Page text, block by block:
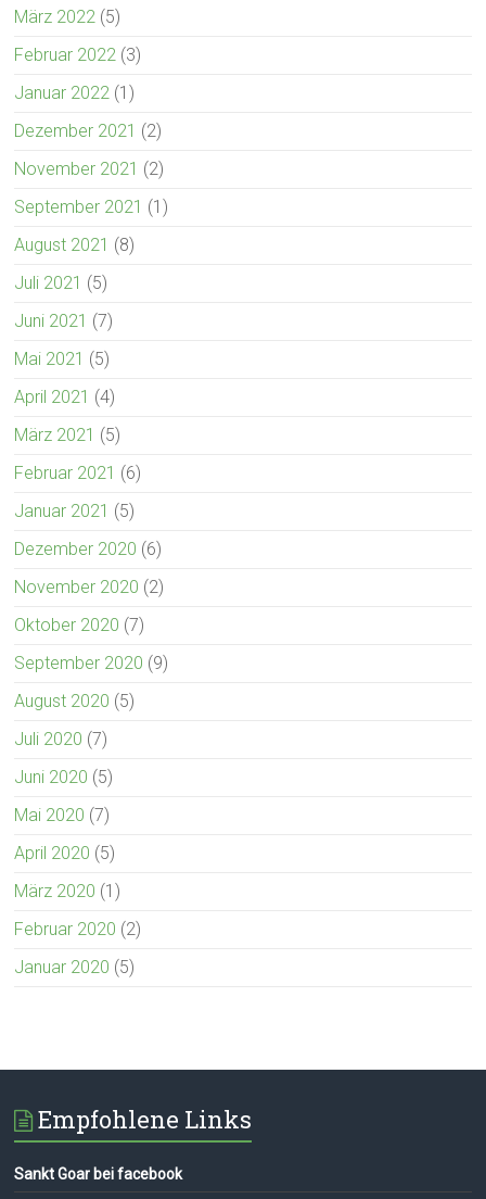
März 2022 (5)
Februar 2022 (3)
Januar 2022 (1)
Dezember 2021 (2)
November 2021 (2)
September 2021 (1)
August 2021 (8)
Juli 2021 (5)
Juni 2021 (7)
Mai 2021 (5)
April 2021 (4)
März 2021 (5)
Februar 2021 (6)
Januar 2021 (5)
Dezember 2020 (6)
November 2020 (2)
Oktober 2020 (7)
September 2020 (9)
August 2020 (5)
Juli 2020 (7)
Juni 2020 (5)
Mai 2020 (7)
April 2020 (5)
März 2020 (1)
Februar 2020 (2)
Januar 2020 (5)
Empfohlene Links
Sankt Goar bei facebook